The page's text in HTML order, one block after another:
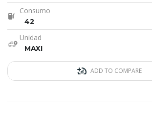
Consumo
42
Unidad
MAXI
ADD TO COMPARE